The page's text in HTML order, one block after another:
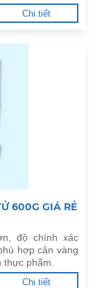
Chi tiết
600G GIÁ RẺ
độ chính xác
hợp cân vàng
phẩm.
Chi tiết